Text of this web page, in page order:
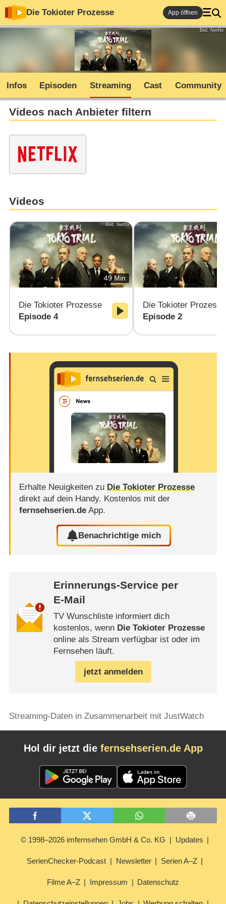
Die Tokioter Prozesse App öffnen
Bild: Netflix
Infos Episoden Streaming Cast Community
Videos nach Anbieter filtern
Videos
Bild: Netflix
49 Min
Die Tokioter Prozesse
Episode 4
Die Tokioter Prozesse
Episode 2
Erhalte Neuigkeiten zu Die Tokioter Prozesse
direkt auf dein Handy. Kostenlos mit der
fernsehserien.deApp.
Benachrichtige mich
Erinnerungs-Service per
E-Mail
TV Wunschliste informiert dich
kostenlos, wenn Die Tokioter Prozesse
online als Stream verfügbar ist oder im
Fernsehen läuft.
jetzt anmelden
Streaming-Daten in Zusammenarbeit mit JustWatch
Hol dir jetzt die fernsehserien.de App
© 1998–2026 imfernsehen GmbH & Co. KG Updates
SerienChecker-Podcast Newsletter Serien A–Z
Filme A–Z Impressum Datenschutz